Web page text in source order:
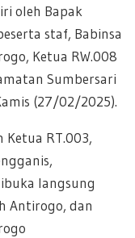
oleh Bapak
staf, Babinsa
Ketua RW.008
Sumbersari
(27/02/2025).
Ketua RT.003,
langsung
Antirogo, dan